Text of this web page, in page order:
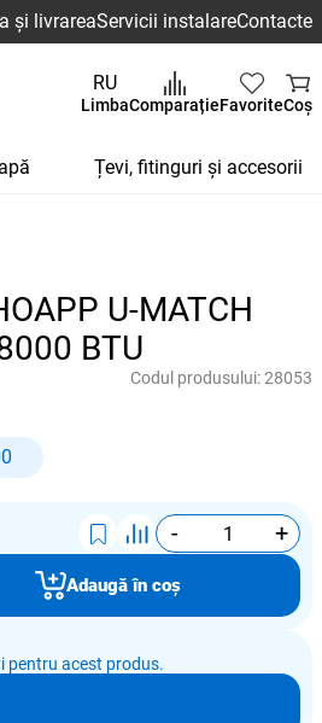
și livrareaServicii instalareContacte
RU
LimbaComparațieFavoriteCoș
Țevi, fitinguri și accesorii
U-MATCH
BTU
Codul produsului:28053
- +
Adaugă în coș
pentru acest produs.